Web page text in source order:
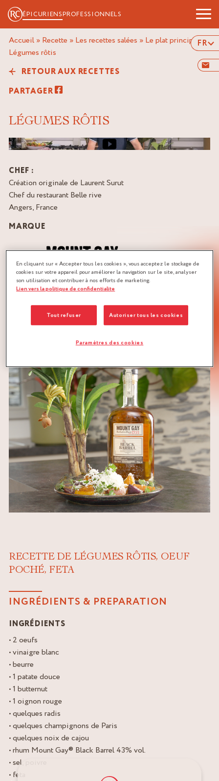
ÉPICURIENSPROFESSIONNELS
FR
Accueil » Recette » Les recettes salées » Le plat principal»
légumes rôtis
RETOUR AUX RECETTES
PARTAGER
LÉGUMES RÔTIS
Image de couverture de la vidéo
CHEF :
Création originale de Laurent Surut
Chef du restaurant Belle rive
Angers, France
MARQUE
Recette pour 2 personnes
RECETTE DE LÉGUMES RÔTIS, OEUF
POCHÉ, FETA
INGRÉDIENTS & PREPARATION
INGRÉDIENTS
• 2 oeufs
• vinaigre blanc
• beurre
• 1 patate douce
• 1 butternut
• 1 oignon rouge
• quelques radis
• quelques champignons de Paris
• quelques noix de cajou
• rhum Mount Gay® Black Barrel 43% vol.
• sel, poivre
• feta
En cliquant sur « Accepter tous les cookies », vous acceptez le stockage de
cookies sur votre appareil pour améliorer la navigation sur le site, analyser
son utilisation et contribuer à nos efforts de marketing.
Lien vers la politique de confidentialite
Tout refuser Autoriser tous les cookies
Paramètres des cookies